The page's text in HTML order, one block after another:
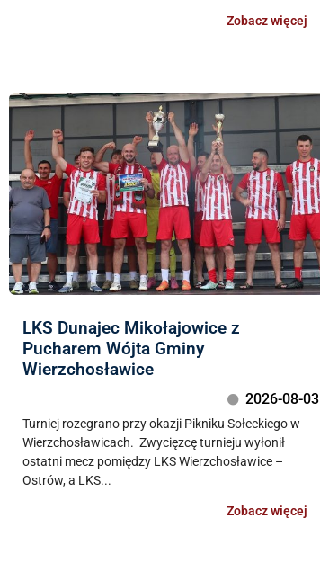
Zobacz więcej
LKS Dunajec Mikołajowice z
Pucharem Wójta Gminy
Wierzchosławice
2026-08-03
Turniej rozegrano przy okazji Pikniku Sołeckiego w
Wierzchosławicach. Zwycięzcę turnieju wyłonił
ostatni mecz pomiędzy LKS Wierzchosławice –
Ostrów, a LKS...
Zobacz więcej